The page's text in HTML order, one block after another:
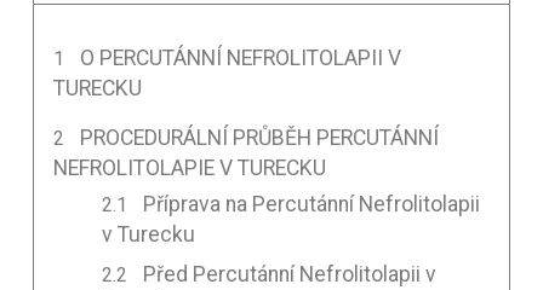
O PERCUTÁNNÍ NEFROLITOLAPII V
TURECKU
PROCEDURÁLNÍ PRŮBĚH PERCUTÁNNÍ
NEFROLITOLAPIE V TURECKU
Příprava na Percutánní Nefrolitolapii
v Turecku
Před Percutánní Nefrolitolapii v